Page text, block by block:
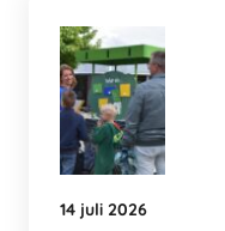
14 juli 2026